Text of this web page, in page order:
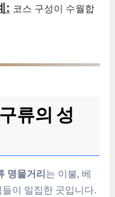
: 코스 구성이 수월합
류의 성
명물거리는 이불, 베
이 밀집한 곳입니다.